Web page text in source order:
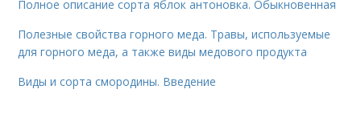
Полное описание сорта яблок антоновка. Обыкновенная
Полезные свойства горного меда. Травы, используемые
для горного меда, а также виды медового продукта
Виды и сорта смородины. Введение